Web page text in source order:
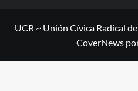
UCR ~ Unión Cívica Radical
CoverNews